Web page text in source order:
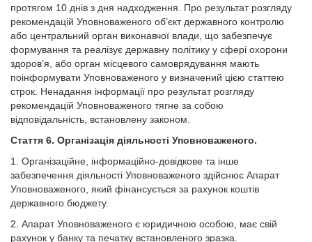
протягом 10 днів з дня надходження. Про результат розгляду
рекомендацій Уповноваженого об’єкт державного контролю
або центральний орган виконавчої влади, що забезпечує
формування та реалізує державну політику у сфері охорони
здоров’я, або орган місцевого самоврядування мають
поінформувати Уповноваженого у визначений цією статтею
строк. Ненадання інформації про результат розгляду
рекомендацій Уповноваженого тягне за собою
відповідальність, встановлену законом.
Стаття 6. Організація діяльності Уповноваженого.
1. Організаційне, інформаційно-довідкове та інше
забезпечення діяльності Уповноваженого здійснює Апарат
Уповноваженого, який фінансується за рахунок коштів
державного бюджету.
2. Апарат Уповноваженого є юридичною особою, має свій
рахунок у банку та печатку встановленого зразка.